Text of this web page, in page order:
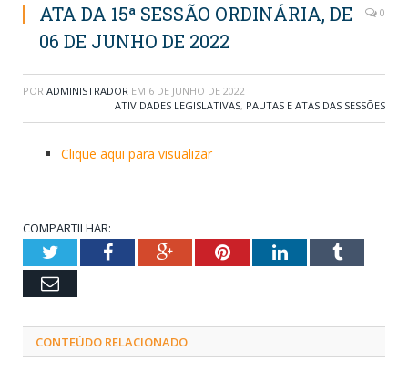
ATA DA 15ª SESSÃO ORDINÁRIA, DE
06 DE JUNHO DE 2022
0
POR ADMINISTRADOR EM 6 DE JUNHO DE 2022
ATIVIDADES LEGISLATIVAS, PAUTAS E ATAS DAS SESSÕES
Clique aqui para visualizar
COMPARTILHAR:
TwitterFacebookGoogle+PinterestLinkedInTumblr
Email
CONTEÚDO RELACIONADO